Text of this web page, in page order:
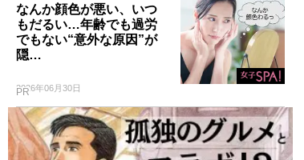
なんか顔色が悪い、いつ
もだるい…年齢でも過労
でもない“意外な原因”が
隠…
2026年06月30日
PR